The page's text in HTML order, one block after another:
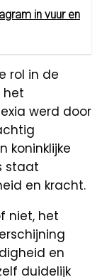
in vuur en
rol in de
het
werd door
koninklijke
staat
en kracht.
niet, het
en
duidelijk